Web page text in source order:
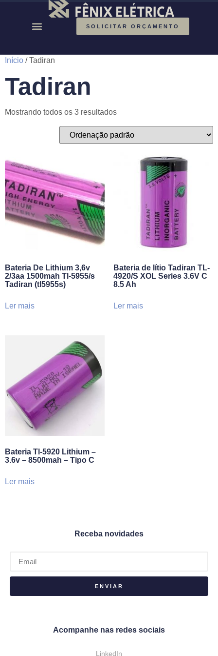
SOLICITAR ORÇAMENTO
Início / Tadiran
Tadiran
Mostrando todos os 3 resultados
Bateria De Lithium 3,6v
2/3aa 1500mah Tl-5955/s
Tadiran (tl5955s)
Ler mais
Bateria de lítio Tadiran TL-
4920/S XOL Series 3.6V C
8.5 Ah
Ler mais
Bateria Tl-5920 Lithium –
3.6v – 8500mah – Tipo C
Ler mais
Acompanhe nas redes sociais
LinkedIn
Receba novidades
ENVIAR